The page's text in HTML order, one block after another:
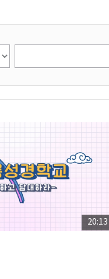
20:13